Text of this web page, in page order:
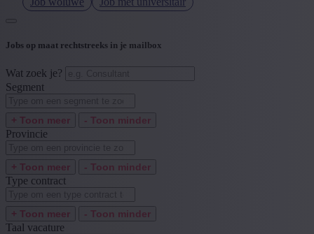
Jobs op maat rechtstreeks in je mailbox
Wat zoek je?
Segment
+ Toon meer - Toon minder
Provincie
+ Toon meer - Toon minder
Type contract
+ Toon meer - Toon minder
Taal vacature